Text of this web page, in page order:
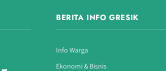
BERITA INFO GRESIK
Info Warga
Ekonomi & Bisnis